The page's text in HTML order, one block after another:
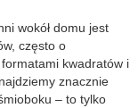
wokół domu jest
często o
kwadratów i
znacznie
– to tylko